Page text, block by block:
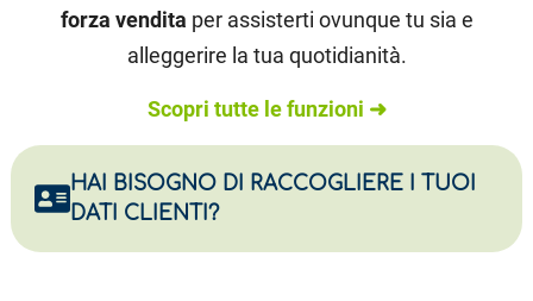
forza vendita per assisterti ovunque tu sia e
alleggerire la tua quotidianità.
Scopri tutte le funzioni ➜
HAI BISOGNO DI RACCOGLIERE I TUOI
DATI CLIENTI?